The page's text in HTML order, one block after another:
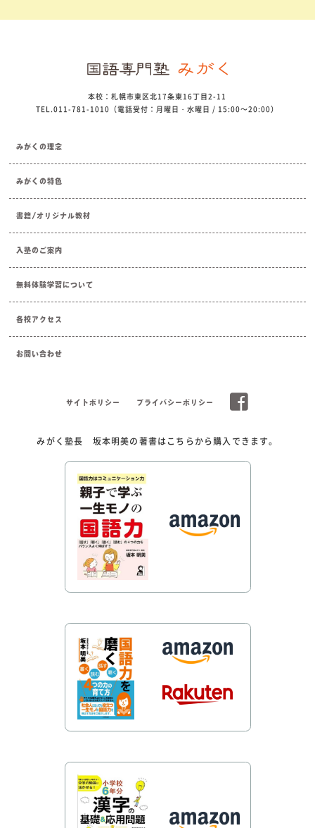
本校：札幌市東区北17条東16丁目2-11
TEL.011-781-1010（電話受付：月曜日・水曜日 / 15:00～20:00）
みがくの理念
みがくの特色
書籍/オリジナル教材
入塾のご案内
無料体験学習について
各校アクセス
お問い合わせ
サイトポリシー プライバシーポリシー
みがく塾長 坂本明美の著書はこちらから購入できます。